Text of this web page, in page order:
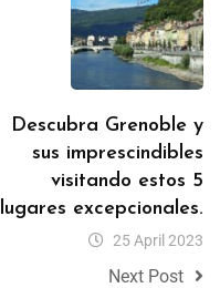
Descubra Grenoble y
sus imprescindibles
visitando estos 5
lugares excepcionales.
25 April 2023
Next Post